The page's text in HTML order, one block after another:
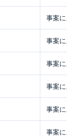
事案
事案
事案
事案
事案
事案